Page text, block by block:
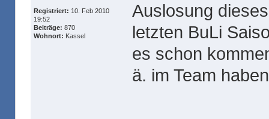
Registriert: 10. Feb 2010
19:52
Beiträge: 870
Wohnort: Kassel
Auslosung
letzten BuLi
es schon
ä. im Team